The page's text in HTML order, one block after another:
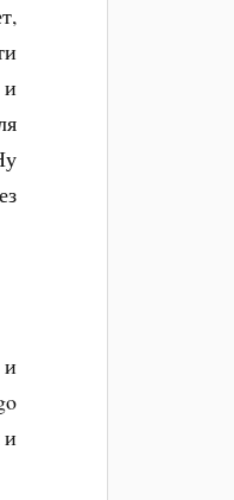
и